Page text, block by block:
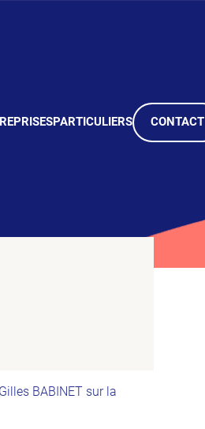
PARTICULIERS CONTACT
BABINET sur la